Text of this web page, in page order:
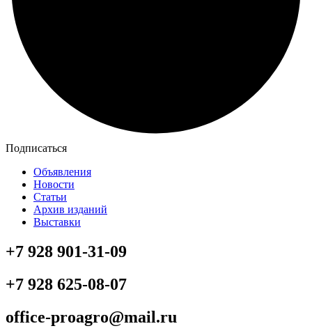
Подписаться
Объявления
Новости
Статьи
Архив изданий
Выставки
+7 928 901-31-09
+7 928 625-08-07
office-proagro@mail.ru